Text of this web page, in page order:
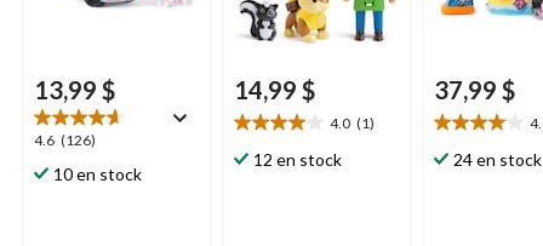
13,99 $
4.6 (126)
4.6
étoile(s)
sur
10 en stock
14,99 $
4.0 (1)
4.0
étoile(s)
12 en stock
37,99 $
4.0
étoile(s)
24 en stock